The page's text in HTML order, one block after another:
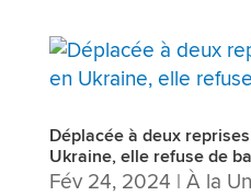
Déplacée à deux
Ukraine, elle refuse de
Fév 24, 2024 | À la